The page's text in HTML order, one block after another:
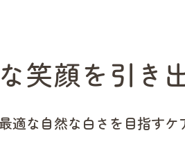
笑顔を引き
適な自然な白さを目指すケ